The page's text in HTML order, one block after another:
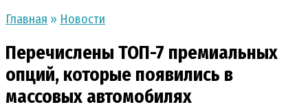
Главная » Новости
Перечислены ТОП-7 премиальных
опций, которые появились в
массовых автомобилях